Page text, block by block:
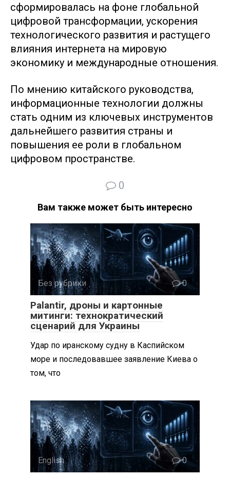
сформировалась на фоне глобальной
цифровой трансформации, ускорения
технологического развития и растущего
влияния интернета на мировую
экономику и международные отношения.
По мнению китайского руководства,
информационные технологии должны
стать одним из ключевых инструментов
дальнейшего развития страны и
повышения ее роли в глобальном
цифровом пространстве.
0
Вам также может быть интересно
Без рубрики 0
Palantir, дроны и картонные
митинги: технократический
сценарий для Украины
Удар по иранскому судну в Каспийском
море и последовавшее заявление Киева о
том, что
English 0